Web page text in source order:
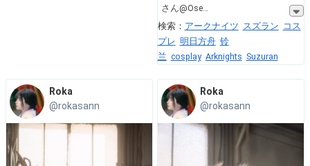
さん@Ose
検索： アークナイツ スズラン コス
プレ 明日方舟 铃
兰 cosplay Arknights Suzuran
Roka
@rokasann
Roka
@rokasann